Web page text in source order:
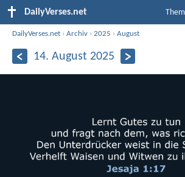
DailyVerses.net
DailyVerses.net ›Archiv ›2025 ›August
14. August 2025